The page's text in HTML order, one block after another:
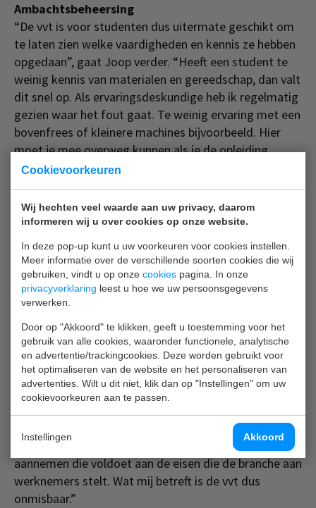
Cookievoorkeuren
Wij hechten veel waarde aan uw privacy, daarom
informeren wij u over cookies op onze website.
In deze pop-up kunt u uw voorkeuren voor cookies instellen.
Meer informatie over de verschillende soorten cookies die wij
gebruiken, vindt u op onze cookies pagina. In onze
privacyverklaring leest u hoe we uw persoonsgegevens
verwerken.
Door op "Akkoord" te klikken, geeft u toestemming voor het
gebruik van alle cookies, waaronder functionele, analytische
en advertentie/trackingcookies. Deze worden gebruikt voor
het optimaliseren van de website en het personaliseren van
advertenties. Wilt u dit niet, klik dan op "Instellingen" om uw
cookievoorkeuren aan te passen.
Instellingen Akkoord
Ambachtsbeheersing
“De vvt is voor studenten dus uitermate geschikt om
te laten zien welke vaardigheden en kennis ze hebben
opgedaan”, gaat Joop verder. “Heeft een student te
weinig kennis van materialen en gereedschap, dan valt
dit snel op. Als ervaringsdeskundige heb ik regelmatig
gezien waar het fout gaat. Te weinig ervaring met een
bovenfrees of kleinere machines bijvoorbeeld. Hier
moet je mee overweg kunnen als je de opleiding
afrondt, want niet elk bedrijf waar je komt te werken
heeft een dure CNC-machine. Je moet echt laten zien
dat je het ambacht beheerst. De vvt is hiervoor een
prima toetsmiddel.”
Bevestiging voor werkgevers
Bij de vvt draait het er ook om dat onbekenden,
buiten de eigen veilige school, de competenties van
een student beoordelen. Volgens Joop is dit een
noodzaak: “Zo gaat het ook in de praktijk. En hoe kun
je anders aantonen dat je je vak beheerst? De vvt
fungeert als de kwaliteitsbewaking van dit beroep. Er
zijn genoeg studenten die zakken, dus de vvt is er niet
voor niets. Heb je de toets gehaald, dan staat zwart-
en het is goed voor je zelfvertrouwen. En voor
bedrijven is het een bevestiging dat ze iemand
aannemen die voldoet aan de eisen die de branche aan
werknemers stelt. Wat mij betreft is de vvt dus
onmisbaar.”